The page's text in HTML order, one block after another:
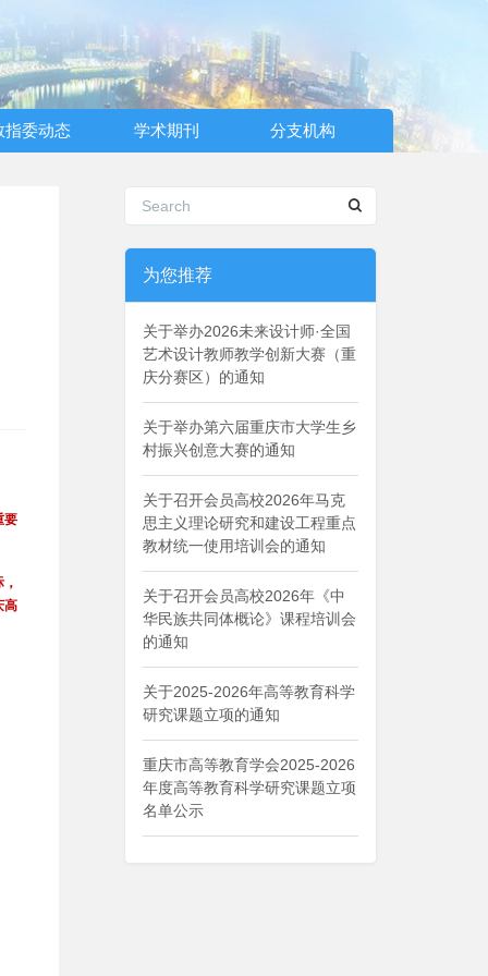
指委动态 学术期刊 分支机构
要
高
为您推荐
关于举办2026未来设计师·全国
艺术设计教师教学创新大赛（重
庆分赛区）的通知
关于举办第六届重庆市大学生乡
村振兴创意大赛的通知
关于召开会员高校2026年马克
思主义理论研究和建设工程重点
教材统一使用培训会的通知
关于召开会员高校2026年《中
华民族共同体概论》课程培训会
的通知
关于2025-2026年高等教育科学
研究课题立项的通知
重庆市高等教育学会2025-2026
年度高等教育科学研究课题立项
名单公示